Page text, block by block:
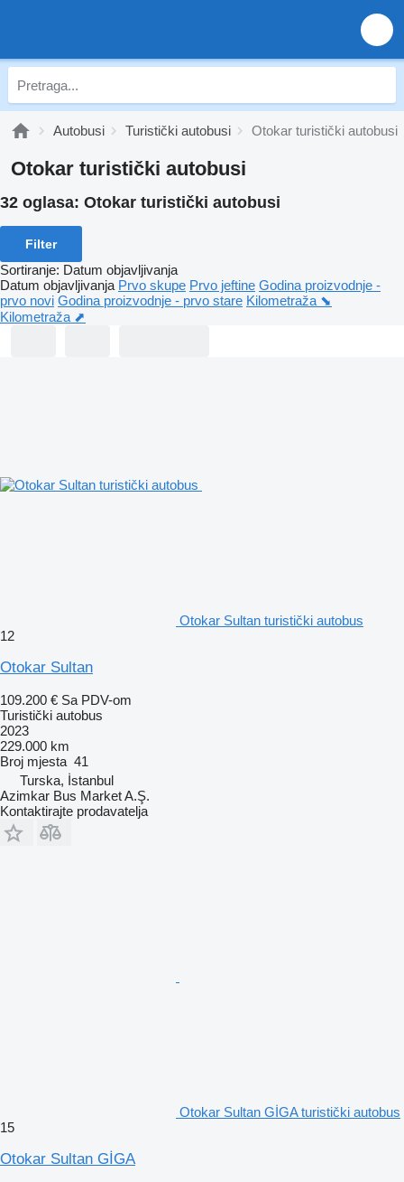
Autobusi Turistički autobusi Otokar turistički autobusi
Otokar turistički autobusi
32 oglasa: Otokar turistički autobusi
Filter
Sortiranje: Datum objavljivanja
Datum objavljivanja Prvo skupe Prvo jeftine Godina proizvodnje -
prvo novi Godina proizvodnje - prvo stare Kilometraža ⬊
Kilometraža ⬈
Otokar Sultan turistički autobus
12
Otokar Sultan
109.200 € Sa PDV-om
Turistički autobus
2023
229.000 km
Broj mjesta 41
Turska, İstanbul
Azimkar Bus Market A.Ş.
Kontaktirajte prodavatelja
Otokar Sultan GİGA turistički autobus
15
Otokar Sultan GİGA